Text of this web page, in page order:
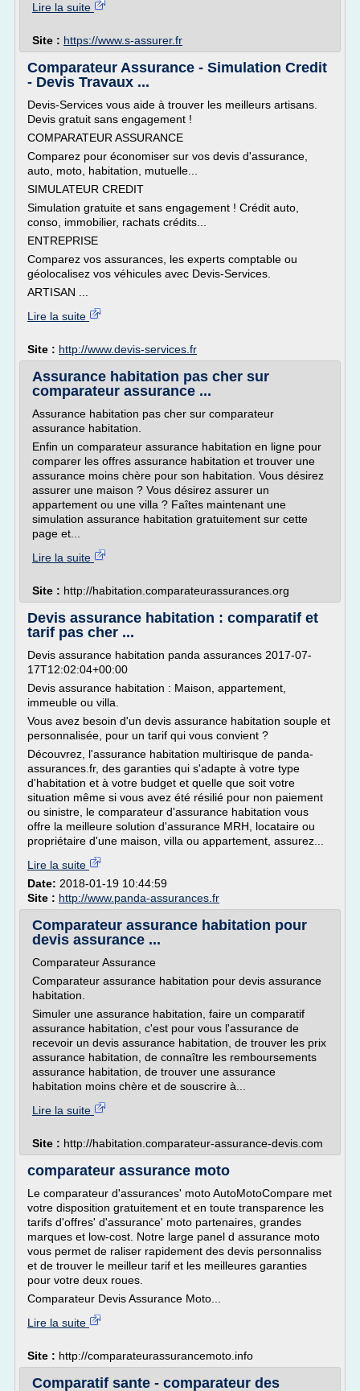
Lire la suite
Site : https://www.s-assurer.fr
Comparateur Assurance - Simulation Credit
- Devis Travaux ...
Devis-Services vous aide à trouver les meilleurs artisans.
Devis gratuit sans engagement !
COMPARATEUR ASSURANCE
Comparez pour économiser sur vos devis d'assurance,
auto, moto, habitation, mutuelle...
SIMULATEUR CREDIT
Simulation gratuite et sans engagement ! Crédit auto,
conso, immobilier, rachats crédits...
ENTREPRISE
Comparez vos assurances, les experts comptable ou
géolocalisez vos véhicules avec Devis-Services.
ARTISAN ...
Lire la suite
Site : http://www.devis-services.fr
Assurance habitation pas cher sur
comparateur assurance ...
Assurance habitation pas cher sur comparateur
assurance habitation.
Enfin un comparateur assurance habitation en ligne pour
comparer les offres assurance habitation et trouver une
assurance moins chère pour son habitation. Vous désirez
assurer une maison ? Vous désirez assurer un
appartement ou une villa ? Faîtes maintenant une
simulation assurance habitation gratuitement sur cette
page et...
Lire la suite
Site : http://habitation.comparateurassurances.org
Devis assurance habitation : comparatif et
tarif pas cher ...
Devis assurance habitation panda assurances 2017-07-
17T12:02:04+00:00
Devis assurance habitation : Maison, appartement,
immeuble ou villa.
Vous avez besoin d'un devis assurance habitation souple et
personnalisée, pour un tarif qui vous convient ?
Découvrez, l'assurance habitation multirisque de panda-
assurances.fr, des garanties qui s'adapte à votre type
d'habitation et à votre budget et quelle que soit votre
situation même si vous avez été résilié pour non paiement
ou sinistre, le comparateur d'assurance habitation vous
offre la meilleure solution d'assurance MRH, locataire ou
propriétaire d'une maison, villa ou appartement, assurez...
Lire la suite
Date: 2018-01-19 10:44:59
Site : http://www.panda-assurances.fr
Comparateur assurance habitation pour
devis assurance ...
Comparateur Assurance
Comparateur assurance habitation pour devis assurance
habitation.
Simuler une assurance habitation, faire un comparatif
assurance habitation, c'est pour vous l'assurance de
recevoir un devis assurance habitation, de trouver les prix
assurance habitation, de connaître les remboursements
assurance habitation, de trouver une assurance
habitation moins chère et de souscrire à...
Lire la suite
Site : http://habitation.comparateur-assurance-devis.com
comparateur assurance moto
Le comparateur d'assurances' moto AutoMotoCompare met
votre disposition gratuitement et en toute transparence les
tarifs d'offres' d'assurance' moto partenaires, grandes
marques et low-cost. Notre large panel d assurance moto
vous permet de raliser rapidement des devis personnaliss
et de trouver le meilleur tarif et les meilleures garanties
pour votre deux roues.
Comparateur Devis Assurance Moto...
Lire la suite
Site : http://comparateurassurancemoto.info
Comparatif sante - comparateur des